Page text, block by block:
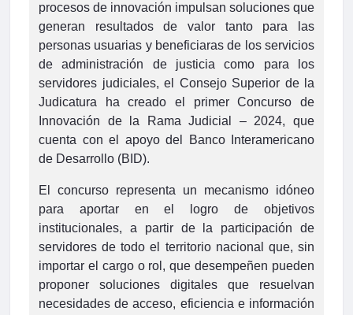
procesos de innovación impulsan soluciones que
generan resultados de valor tanto para las
personas usuarias y beneficiaras de los servicios
de administración de justicia como para los
servidores judiciales, el Consejo Superior de la
Judicatura ha creado el primer Concurso de
Innovación de la Rama Judicial – 2024, que
cuenta con el apoyo del Banco Interamericano
de Desarrollo (BID).
El concurso representa un mecanismo idóneo
para aportar en el logro de objetivos
institucionales, a partir de la participación de
servidores de todo el territorio nacional que, sin
importar el cargo o rol, que desempeñen pueden
proponer soluciones digitales que resuelvan
necesidades de acceso, eficiencia e información